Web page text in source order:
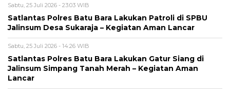
Sabtu, 25 Juli 2026 - 23:03 WIB
Satlantas Polres Batu Bara Lakukan Patroli di SPBU
Jalinsum Desa Sukaraja – Kegiatan Aman Lancar
Sabtu, 25 Juli 2026 - 14:26 WIB
Satlantas Polres Batu Bara Lakukan Gatur Siang di
Jalinsum Simpang Tanah Merah – Kegiatan Aman
Lancar